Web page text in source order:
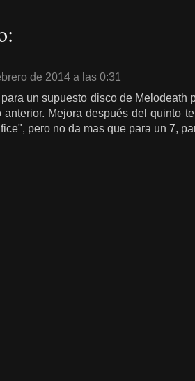
de 2014 a las 0:31
un supuesto disco de
anterior. Mejora después del quinto
pero no da mas que para un 7,